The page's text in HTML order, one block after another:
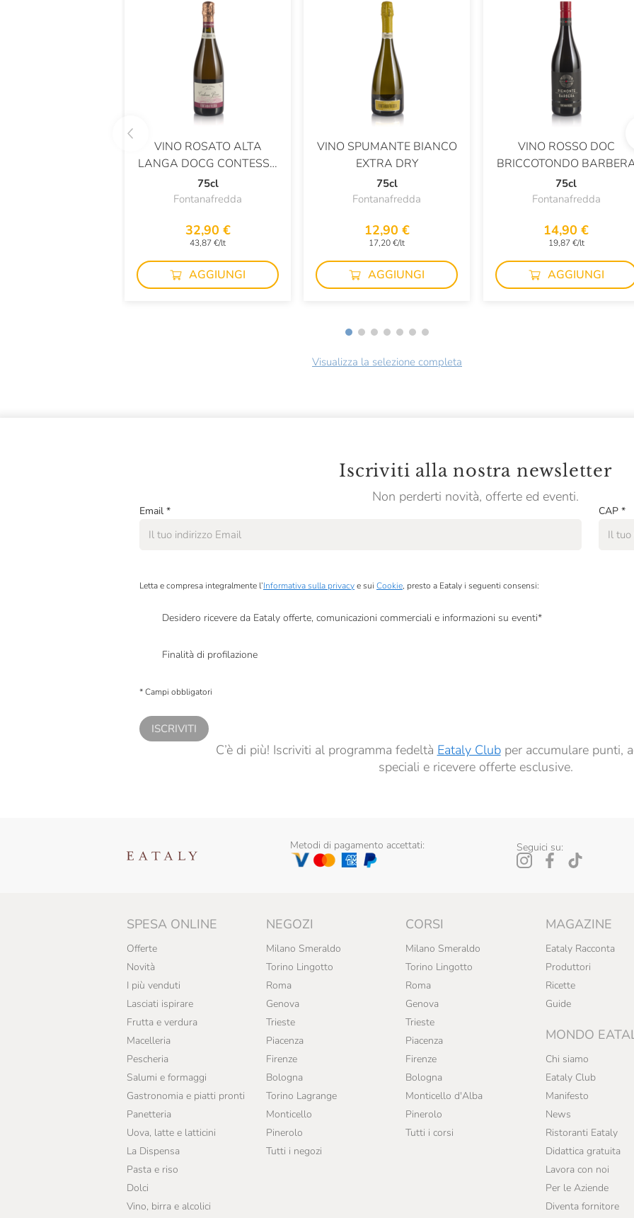
VINO ROSATO ALTA
LANGA DOCG CONTESSA
ROSA BRUT
75cl
Fontanafredda
32,90 €
43,87 €/lt
AGGIUNGI
VINO SPUMANTE BIANCO
EXTRA DRY
75cl
Fontanafredda
12,90 €
17,20 €/lt
AGGIUNGI
VINO ROSSO DOC
BRICCOTONDO
75cl
Fontanafredda
14,90 €
19,87 €/lt
AGGIUNGI
Visualizza la selezione completa
Iscriviti alla nostra newsletter
Non perderti novità, offerte ed eventi.
Email * CAP *
Letta e compresa integralmente l’Informativa sulla privacye sui Cookie, presto a Eataly i seguenti consensi:
Desidero ricevere da Eataly offerte, comunicazioni commerciali e informazioni su eventi*
Finalità di profilazione
* Campi obbligatori
ISCRIVITI
C’è di più! Iscriviti al programma fedeltà Eataly Clubper accumulare punti,
speciali e ricevere offerte esclusive.
Metodi di pagamento accettati: Seguici su:
SPESA ONLINE
Offerte
Novità
I più venduti
Lasciati ispirare
Frutta e verdura
Macelleria
Pescheria
Salumi e formaggi
Gastronomia e piatti pronti
Panetteria
Uova, latte e latticini
La Dispensa
Pasta e riso
Dolci
Vino, birra e alcolici
NEGOZI
Milano Smeraldo
Torino Lingotto
Roma
Genova
Trieste
Piacenza
Firenze
Bologna
Torino Lagrange
Monticello
Pinerolo
Tutti i negozi
CORSI
Milano Smeraldo
Torino Lingotto
Roma
Genova
Trieste
Piacenza
Firenze
Bologna
Monticello d'Alba
Pinerolo
Tutti i corsi
MAGAZINE
Eataly Racconta
Produttori
Ricette
Guide
MONDO
Chi siamo
Eataly Club
Manifesto
News
Ristoranti Eataly
Didattica gratuita
Lavora con noi
Per le Aziende
Diventa fornitore